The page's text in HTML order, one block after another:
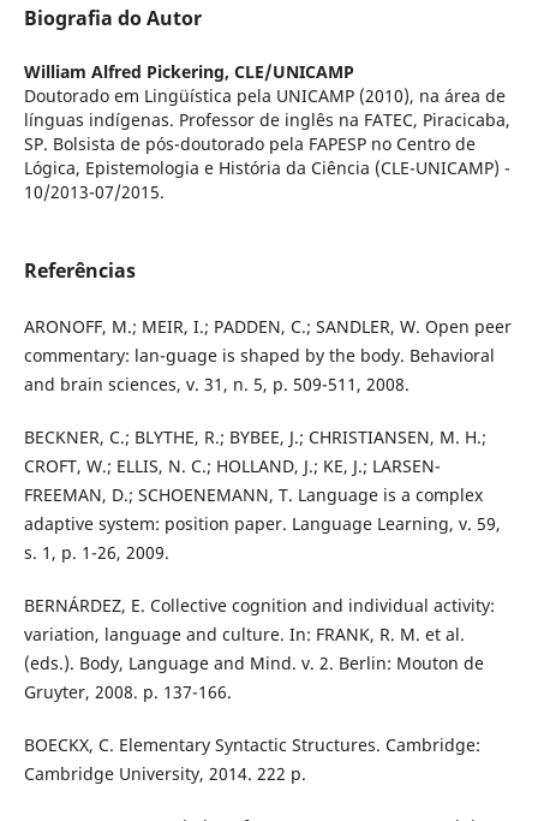
Biografia do Autor
William Alfred Pickering, CLE/UNICAMP
Doutorado em Lingüística pela UNICAMP (2010), na área de
línguas indígenas. Professor de inglês na FATEC, Piracicaba,
SP. Bolsista de pós-doutorado pela FAPESP no Centro de
Lógica, Epistemologia e História da Ciência (CLE-UNICAMP) -
10/2013-07/2015.
Referências
ARONOFF, M.; MEIR, I.; PADDEN, C.; SANDLER, W. Open peer
commentary: lan-guage is shaped by the body. Behavioral
and brain sciences, v. 31, n. 5, p. 509-511, 2008.
BECKNER, C.; BLYTHE, R.; BYBEE, J.; CHRISTIANSEN, M. H.;
CROFT, W.; ELLIS, N. C.; HOLLAND, J.; KE, J.; LARSEN-
FREEMAN, D.; SCHOENEMANN, T. Language is a complex
adaptive system: position paper. Language Learning, v. 59,
s. 1, p. 1-26, 2009.
BERNÁRDEZ, E. Collective cognition and individual activity:
variation, language and culture. In: FRANK, R. M. et al.
(eds.). Body, Language and Mind. v. 2. Berlin: Mouton de
Gruyter, 2008. p. 137-166.
BOECKX, C. Elementary Syntactic Structures. Cambridge:
Cambridge University, 2014. 222 p.